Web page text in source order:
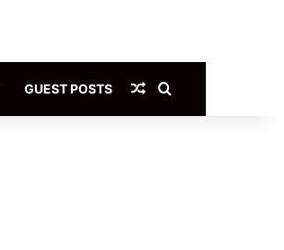
GUEST POSTS Article Aléatoire